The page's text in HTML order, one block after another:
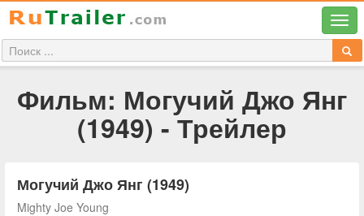
Фильм: Могучий Джо Янг
(1949) - Трейлер
Могучий Джо Янг (1949)
Mighty Joe Young